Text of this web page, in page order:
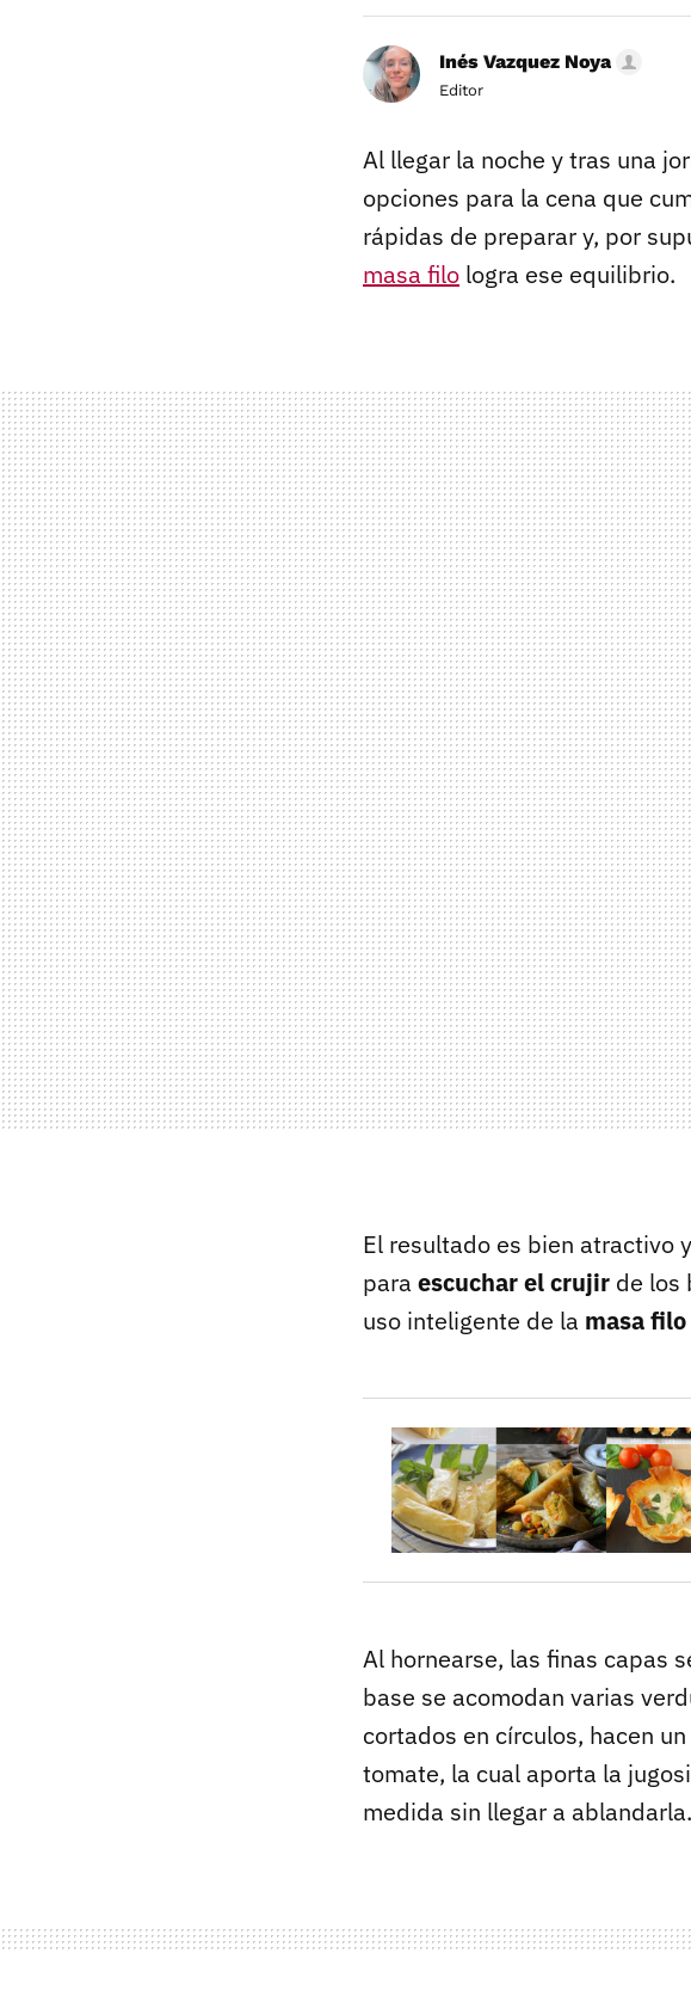
Inés Vazquez Noya
Editor
Al llegar la noche y tras una
opciones para la cena que
rápidas de preparar y, por
masa filo logra ese equilibrio.
El resultado es bien atractivo
para escuchar el crujir de los
uso inteligente de la masa filo
Al hornearse, las finas capas
base se acomodan varias
cortados en círculos, hacen
tomate, la cual aporta la
medida sin llegar a ablandarla.